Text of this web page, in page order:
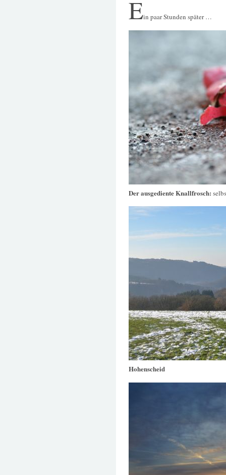
Ein paar Stunden später …
Der ausgediente Knallfrosch:
Hohenscheid